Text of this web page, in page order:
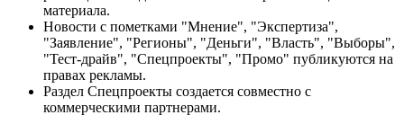
материала.
Новости с пометками "Мнение", "Экспертиза",
"Заявление", "Регионы", "Деньги", "Власть", "Выборы",
"Тест-драйв", "Спецпроекты", "Промо" публикуются на
правах рекламы.
Раздел Спецпроекты создается совместно с
коммерческими партнерами.